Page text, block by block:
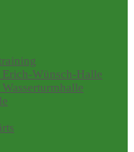
Wünsch-Halle